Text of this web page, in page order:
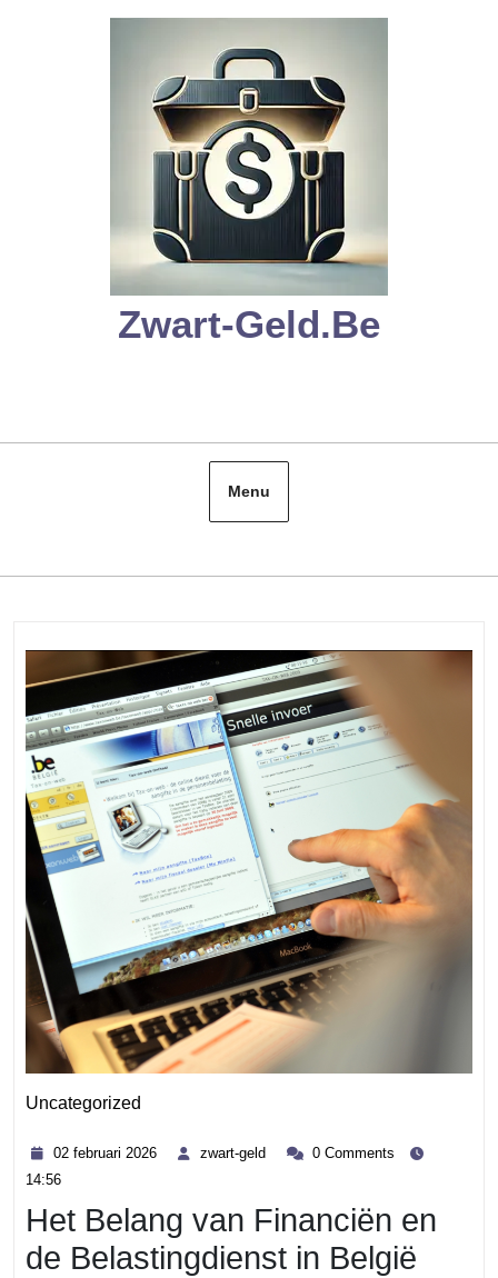
Zwart-Geld.be
Menu
Uncategorized
02 februari 2026 zwart-geld
zwart- 0 Comments
14:56
Het Belang van Financiën en
de Belastingdienst in België